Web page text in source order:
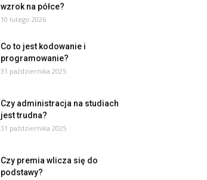
wzrok na półce?
10 lutego 2026
Co to jest kodowanie i
programowanie?
31 października 2025
Czy administracja na studiach
jest trudna?
31 października 2025
Czy premia wlicza się do
podstawy?